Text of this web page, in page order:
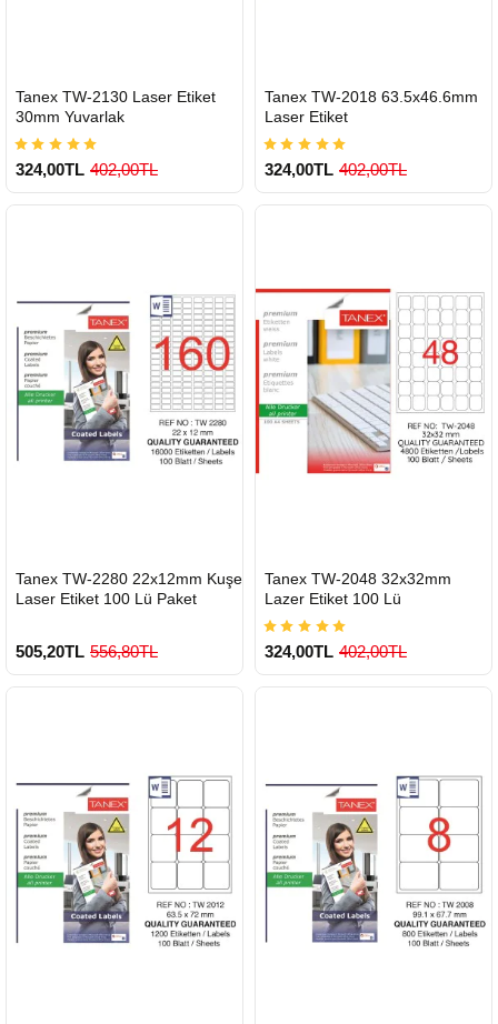
GÖNDERİ
900 TL Üzeri Kargo Ücretsiz
Tanex TW-2130 Laser Etiket
30mm Yuvarlak
324,00TL 402,00TL
GÖNDERİ
900 TL Üzeri Kargo Ücretsiz
Tanex TW-2018 63.5x46.6mm
Laser Etiket
324,00TL 402,00TL
GÖNDERİ
900 TL Üzeri Kargo Ücretsiz
Tanex TW-2280 22x12mm Kuşe
Laser Etiket 100 Lü Paket
505,20TL 556,80TL
GÖNDERİ
900 TL Üzeri Kargo Ücretsiz
Tanex TW-2048 32x32mm
Lazer Etiket 100 Lü
324,00TL 402,00TL